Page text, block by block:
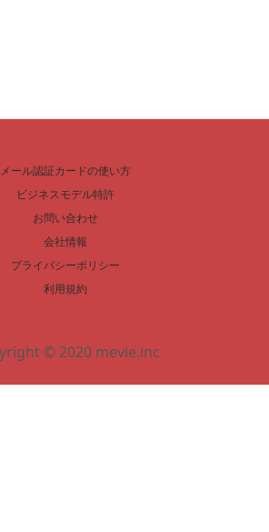
メール認証カードの使い方
ビジネスモデル特許
お問い合わせ
会社情報
プライバシーポリシー
利用規約
© 2020 mevie.inc